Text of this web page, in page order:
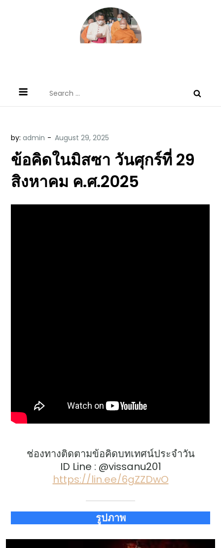
ประทานพระพรแก่พวกท่านท้งหลายเทอญ
for:
by:admin
ข้อคิดในมิสซา วันศุกร์ที่ 29
สิงหาคม ค.ศ.2025
ช่องทางติดตามข้อคิดบทเทศน์ประจำวัน
ID Line : @vissanu201
https://lin.ee/6gZZDwO
รูปภาพ